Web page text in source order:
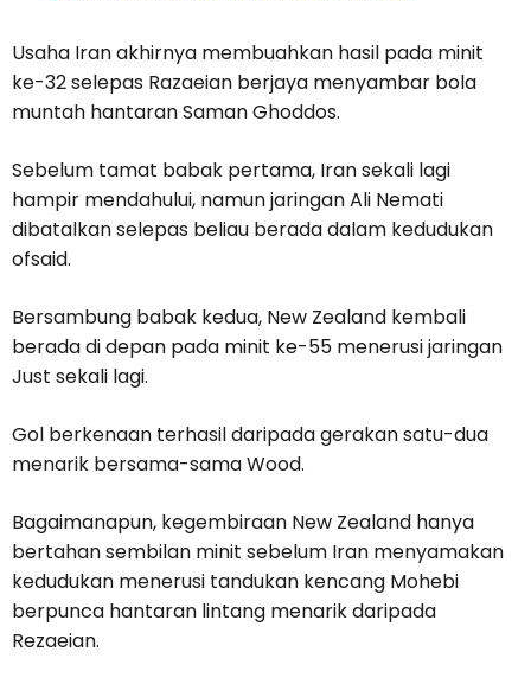
Usaha Iran akhirnya membuahkan hasil pada minit
ke-32 selepas Razaeian berjaya menyambar bola
muntah hantaran Saman Ghoddos.
Sebelum tamat babak pertama, Iran sekali lagi
hampir mendahului, namun jaringan Ali Nemati
dibatalkan selepas beliau berada dalam kedudukan
ofsaid.
Bersambung babak kedua, New Zealand kembali
berada di depan pada minit ke-55 menerusi jaringan
Just sekali lagi.
Gol berkenaan terhasil daripada gerakan satu-dua
menarik bersama-sama Wood.
Bagaimanapun, kegembiraan New Zealand hanya
bertahan sembilan minit sebelum Iran menyamakan
kedudukan menerusi tandukan kencang Mohebi
berpunca hantaran lintang menarik daripada
Rezaeian.